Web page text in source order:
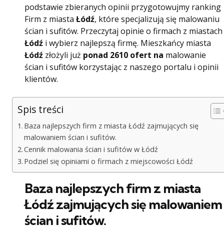
podstawie zbieranych opinii przygotowujmy ranking
Firm z miasta Łódź, które specjalizują się malowaniu
ścian i sufitów. Przeczytaj opinie o firmach z miastach
Łódź i wybierz najlepszą firmę. Mieszkańcy miasta
Łódźzłożyli już ponad 2610 ofert na malowanie
ścian i sufitów korzystając z naszego portalu i opinii
klientów.
Spis treści
Baza najlepszych firm z miasta Łódź zajmujących się
malowaniem ścian i sufitów.
Cennik malowania ścian i sufitów w Łódź
Podziel się opiniami o firmach z miejscowości Łódź
Baza najlepszych firm z miasta
Łódź zajmujących się malowaniem
ścian i sufitów.